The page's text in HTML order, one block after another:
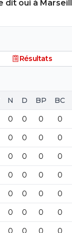
gneuh c'est
joue les
mettre 50M
vouloir me faire
foutre C'est
dit oui à
Résultats
N D BP BC
0 0 0 0
0 0 0 0
0 0 0 0
0 0 0 0
0 0 0 0
0 0 0 0
0 0 0 0